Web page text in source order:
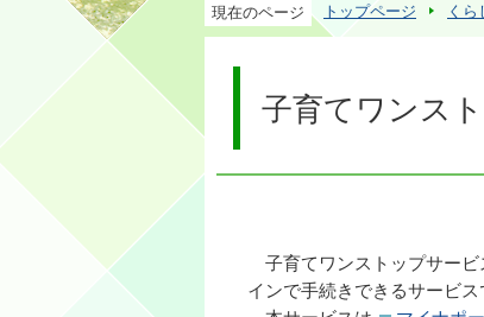
現在のページ トップページ くら
子育てワンス
子育てワンストップサービ
インで手続きできるサービス